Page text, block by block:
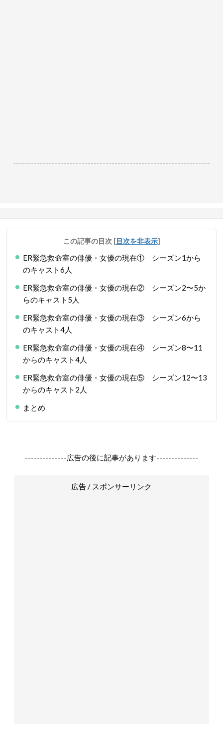
------------------------------------------------------------------
この記事の目次 [目次を非表示]
ER緊急救命室の俳優・女優の現在① シーズン1から
のキャスト6人
ER緊急救命室の俳優・女優の現在② シーズン2〜5か
らのキャスト5人
ER緊急救命室の俳優・女優の現在③ シーズン6から
のキャスト4人
ER緊急救命室の俳優・女優の現在④ シーズン8〜11
からのキャスト4人
ER緊急救命室の俳優・女優の現在⑤ シーズン12〜13
からのキャスト2人
まとめ
--------------広告の後に記事があります--------------
広告 / スポンサーリンク